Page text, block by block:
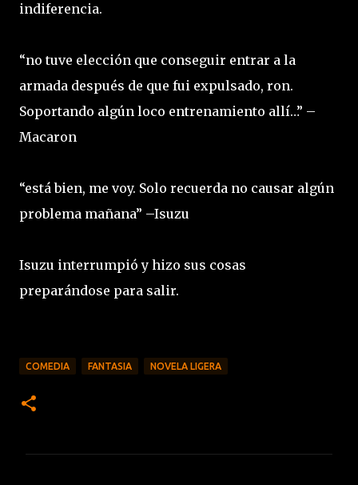
indiferencia.
“no tuve elección que conseguir entrar a la
armada después de que fui expulsado, ron.
Soportando algún loco entrenamiento allí…” –
Macaron
“está bien, me voy. Solo recuerda no causar algún
problema mañana” –Isuzu
Isuzu interrumpió y hizo sus cosas
preparándose para salir.
COMEDIA FANTASIA NOVELA LIGERA